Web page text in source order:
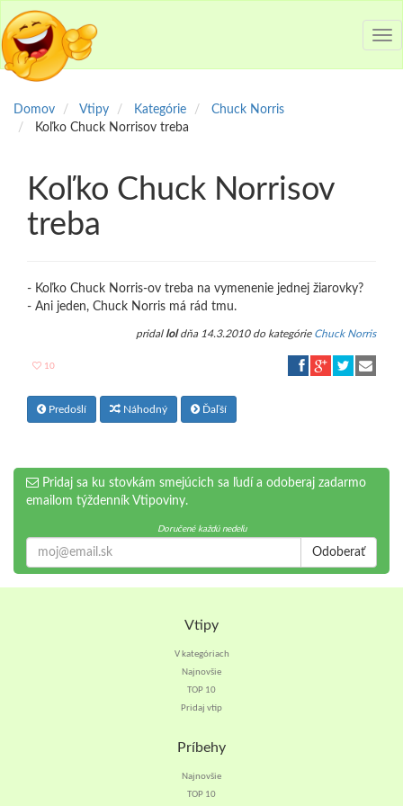
Domov Vtipy Kategórie
Chuck Norris
Koľko Chuck Norrisov treba
Koľko Chuck Norrisov
treba
- Koľko Chuck Norris-ov treba na vymenenie jednej žiarovky?
- Ani jeden, Chuck Norris má rád tmu.
pridal loldňa 14.3.2010 do kategórie Chuck Norris
10
Predošlí Náhodný Ďaľší
Pridaj sa ku stovkám smejúcich sa ľudí a odoberaj zadarmo
emailom týždenník Vtipoviny.
Doručené každú nedeľu
Odoberať
Vtipy
V kategóriach
Najnovšie
TOP 10
Pridaj vtip
Príbehy
Najnovšie
TOP 10